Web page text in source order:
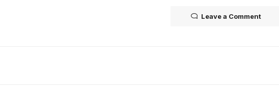
Leave a Comment